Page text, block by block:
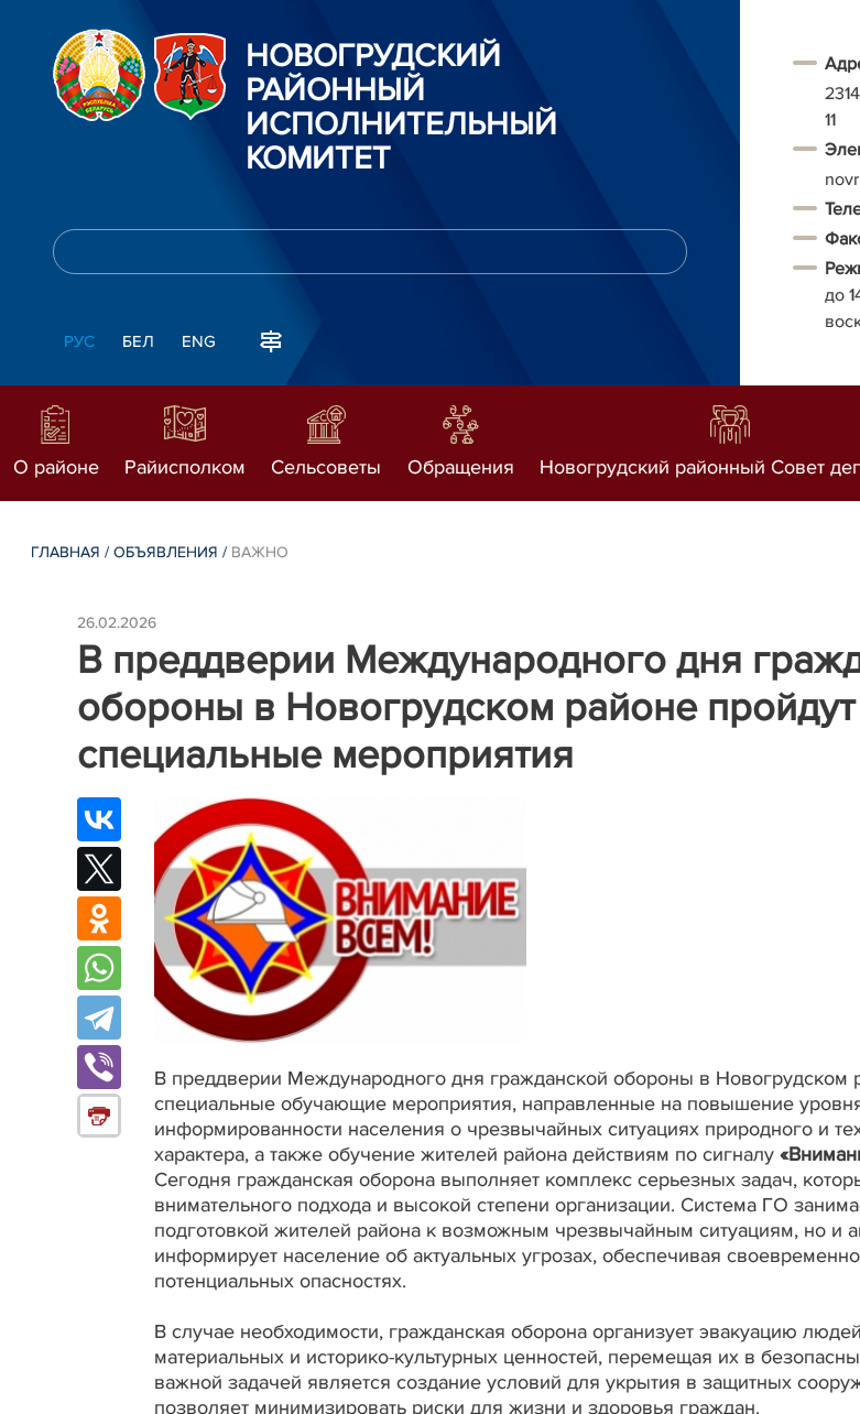
НОВОГРУДСКИЙ
РАЙОННЫЙ
ИСПОЛНИТЕЛЬНЫЙ
КОМИТЕТ
РУС БЕЛ ENG
11
Т
до
О районе Райисполком Сельсоветы Обращения Новогрудский районный Совет
ГЛАВНАЯ /ОБЪЯВЛЕНИЯ / ВАЖНО
26.02.2026
В преддверии Международного дня
обороны в Новогрудском районе пройдут
специальные мероприятия
В преддверии Международного дня гражданской обороны в Новогрудском
специальные обучающие мероприятия, направленные на повышение
информированности населения о чрезвычайных ситуациях природного и
характера, а также обучение жителей района действиям по сигналу
Сегодня гражданская оборона выполняет комплекс серьезных задач,
внимательного подхода и высокой степени организации. Система ГО
подготовкой жителей района к возможным чрезвычайным ситуациям, но и
информирует население об актуальных угрозах, обеспечивая
потенциальных опасностях.
В случае необходимости, гражданская оборона организует эвакуацию
материальных и историко-культурных ценностей, перемещая их в
важной задачей является создание условий для укрытия в защитных
позволяет минимизировать риски для жизни и здоровья граждан.